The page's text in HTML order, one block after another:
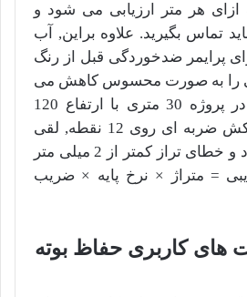
ازای هر متر ارزیابی می شود و
تماس بگیرید. علاوه براین, آب
پرایمر ضدخوردگی قبل از رنگ
را به صورت محسوس کاهش می
دهد. سطر شواهد: در پروژه 30 متری با ارتفاع 120
سانتی متر, تست چکش ضربه ای روی 12 نقطه, لقی
قابل ذکری نشان نداد و خطای تراز کمتر از 2 میلی متر
= متراژ × نرخ پایه × ضریب
های کاربری حفاظ بوته